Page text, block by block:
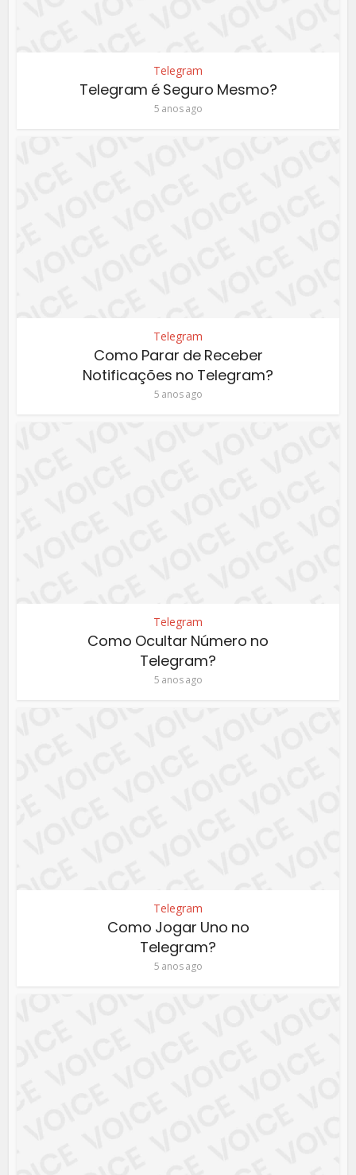
Telegram
Telegram é Seguro Mesmo?
5 anos ago
Telegram
Como Parar de Receber
Notificações no Telegram?
5 anos ago
Telegram
Como Ocultar Número no
Telegram?
5 anos ago
Telegram
Como Jogar Uno no
Telegram?
5 anos ago